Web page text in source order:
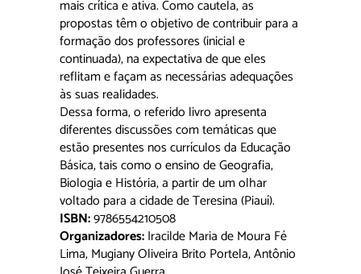
mais crítica e ativa. Como cautela, as
propostas têm o objetivo de contribuir para a
formação dos professores (inicial e
continuada), na expectativa de que eles
reflitam e façam as necessárias adequações
às suas realidades.
Dessa forma, o referido livro apresenta
diferentes discussões com temáticas que
estão presentes nos currículos da Educação
Básica, tais como o ensino de Geografia,
Biologia e História, a partir de um olhar
voltado para a cidade de Teresina (Piauí).
ISBN:9786554210508
Organizadores:Iracilde Maria de Moura Fé
Lima, Mugiany Oliveira Brito Portela, Antônio